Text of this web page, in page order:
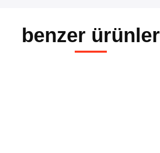
benzer ürünler